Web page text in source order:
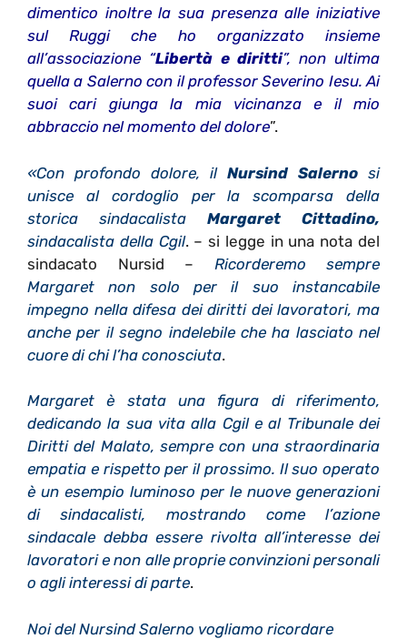
dimentico inoltre la sua presenza alle iniziative
sul Ruggi che ho organizzato insieme
all’associazione “Libertà e diritti”, non ultima
quella a Salerno con il professor Severino Iesu. Ai
suoi cari giunga la mia vicinanza e il mio
abbraccio nel momento del dolore”.
«Con profondo dolore, il Nursind Salerno si
unisce al cordoglio per la scomparsa della
storica sindacalista Margaret Cittadino,
sindacalista della Cgil. – si legge in una nota del
sindacato Nursid – Ricorderemo sempre
Margaret non solo per il suo instancabile
impegno nella difesa dei diritti dei lavoratori, ma
anche per il segno indelebile che ha lasciato nel
cuore di chi l’ha conosciuta.
Margaret è stata una figura di riferimento,
dedicando la sua vita alla Cgil e al Tribunale dei
Diritti del Malato, sempre con una straordinaria
empatia e rispetto per il prossimo. Il suo operato
è un esempio luminoso per le nuove generazioni
di sindacalisti, mostrando come l’azione
sindacale debba essere rivolta all’interesse dei
lavoratori e non alle proprie convinzioni personali
o agli interessi di parte.
Noi del Nursind Salerno vogliamo ricordare